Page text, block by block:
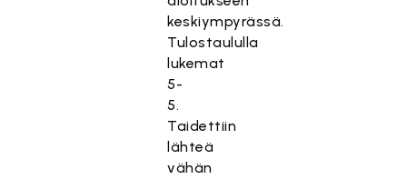
keskiympyrässä.
Tulostaululla
lukemat
5-
5.
Taidettiin
lähteä
vähän